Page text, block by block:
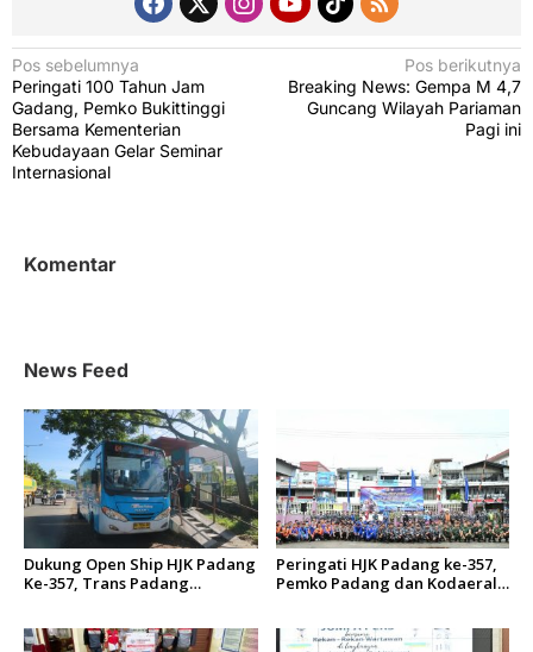
N
a
v
i
s
o
s
Pos sebelumnya
Peringati 100 Tahun Jam
Gadang, Pemko Bukittinggi
Bersama Kementerian
Kebudayaan Gelar Seminar
Internasional
Pos berikutnya
Breaking News: Gempa M 4,7
Guncang Wilayah Pariaman
Pagi ini
Komentar
News Feed
Dukung Open Ship HJK Padang
Ke-357, Trans Padang
Peringati HJK Padang ke-357,
Pemko Padang dan Kodaeral